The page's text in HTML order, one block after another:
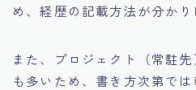
め、経歴の記載方法が分かり
また、プロジェクト（常駐
も多いため、書き方次第で